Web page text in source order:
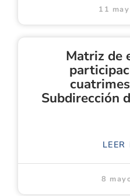
11
Matriz de
Subdirección
LEER
8